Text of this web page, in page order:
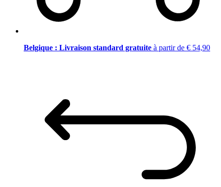
Belgique : Livraison standard gratuite à partir de € 54,90